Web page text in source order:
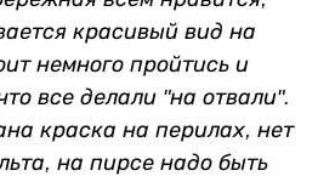
красивый вид на
немного пройтись и
все делали "на отвали".
краска на перилах, нет
на пирсе надо быть